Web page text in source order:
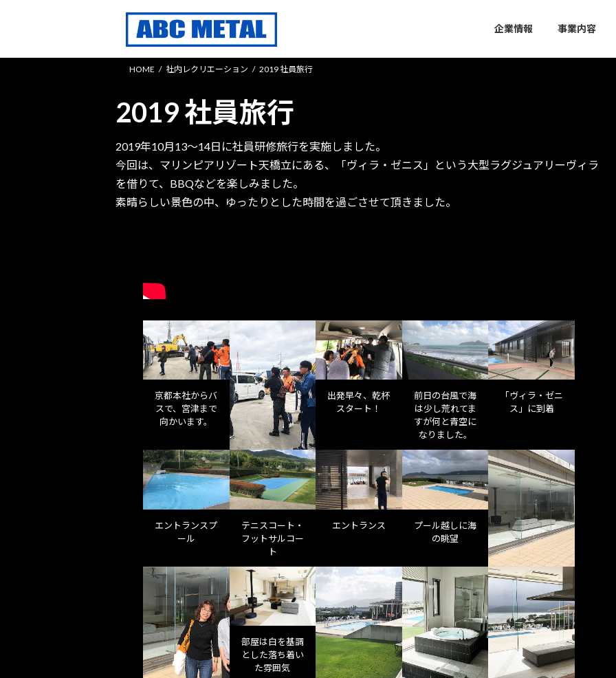
ン
ー
企業情報 事業内容
HOME 社内レクリエーション 2019 社員旅行
2019 社員旅行
2019年10月13～14日に社員研修旅行を実施しました。
今回は、マリンピアリゾート天橋立にある、「ヴィラ・ゼニス」という大型ラグジュアリーヴィラ
を借りて、BBQなどを楽しみました。
素晴らしい景色の中、ゆったりとした時間を過ごさせて頂きました。
京都本社からバ
スで、宮津まで
向かいます。
出発早々、乾杯
スタート！
前日の台風で海
は少し荒れてま
すが何と青空に
なりました。
「ヴィラ・ゼニ
ス」に到着
エントランスプ
ール
テニスコート・
フットサルコー
ト
エントランス
プール越しに海
の眺望
部屋は白を基調
とした落ち着い
た雰囲気